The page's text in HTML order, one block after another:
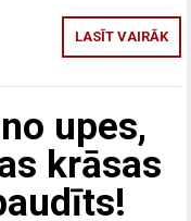
LASĪT VAIRĀK
upes,
krāsas